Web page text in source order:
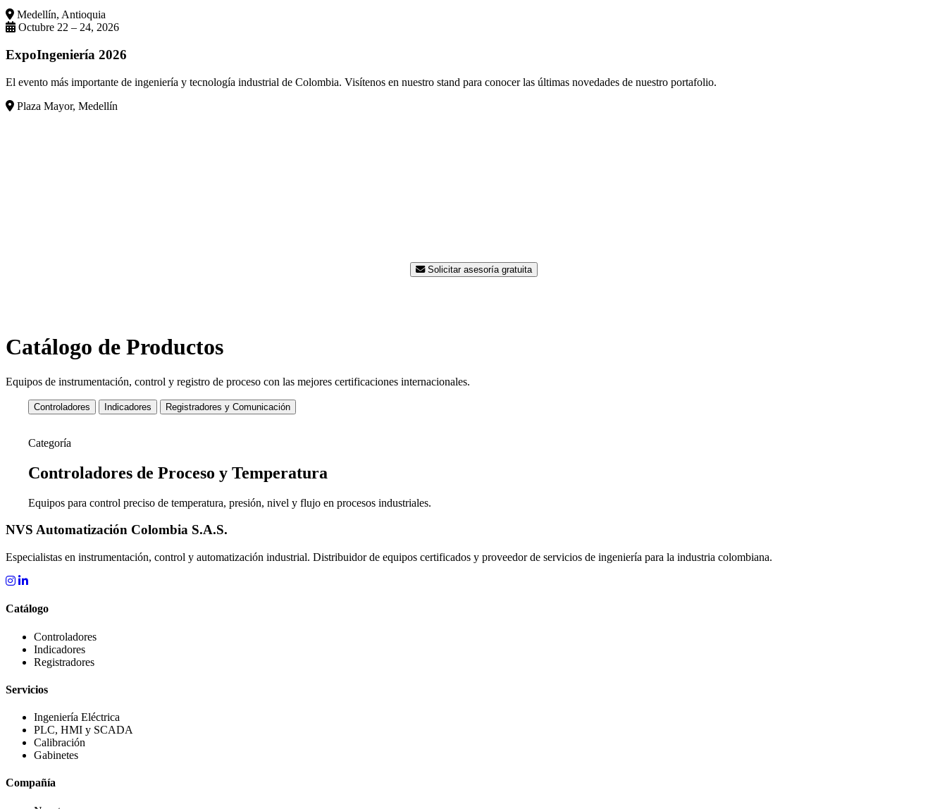
Medellín, Antioquia
Octubre 22 – 24, 2026
ExpoIngeniería 2026
El evento más importante de ingeniería y tecnología industrial de Colombia. Visítenos en nuestro stand para conocer las últimas novedades de nuestro portafolio.
Plaza Mayor, Medellín
Solicitar asesoría gratuita
Catálogo de Productos
Equipos de instrumentación, control y registro de proceso con las mejores certificaciones internacionales.
Controladores Indicadores Registradores y Comunicación
Categoría
Controladores de Proceso y Temperatura
Equipos para control preciso de temperatura, presión, nivel y flujo en procesos industriales.
NVS Automatización Colombia S.A.S.
Especialistas en instrumentación, control y automatización industrial. Distribuidor de equipos certificados y proveedor de servicios de ingeniería para la industria colombiana.
Catálogo
Controladores
Indicadores
Registradores
Servicios
Ingeniería Eléctrica
PLC, HMI y SCADA
Calibración
Gabinetes
Compañía